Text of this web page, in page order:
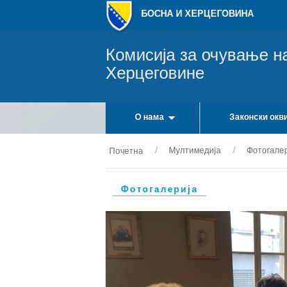
БОСНА И ХЕРЦЕГОВИНА
Комисија за очување
Херцеговине
О нама Законски
Почетна Мултимедија
Фотогалерија